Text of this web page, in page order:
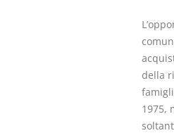
della
1975,